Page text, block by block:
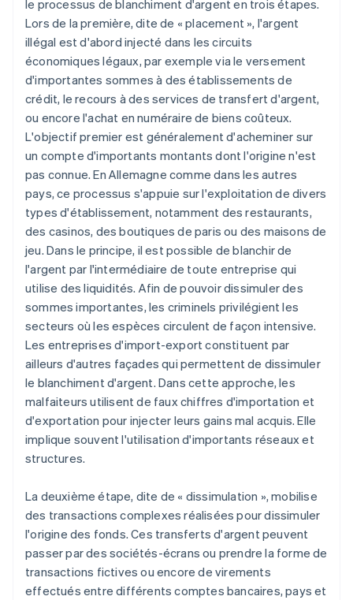
le processus de blanchiment d'argent en trois étapes.
Lors de la première, dite de « placement », l'argent
illégal est d'abord injecté dans les circuits
économiques légaux, par exemple via le versement
d'importantes sommes à des établissements de
crédit, le recours à des services de transfert d'argent,
ou encore l'achat en numéraire de biens coûteux.
L'objectif premier est généralement d'acheminer sur
un compte d'importants montants dont l'origine n'est
pas connue. En Allemagne comme dans les autres
pays, ce processus s'appuie sur l'exploitation de divers
types d'établissement, notamment des restaurants,
des casinos, des boutiques de paris ou des maisons de
jeu. Dans le principe, il est possible de blanchir de
l'argent par l'intermédiaire de toute entreprise qui
utilise des liquidités. Afin de pouvoir dissimuler des
sommes importantes, les criminels privilégient les
secteurs où les espèces circulent de façon intensive.
Les entreprises d'import-export constituent par
ailleurs d'autres façades qui permettent de dissimuler
le blanchiment d'argent. Dans cette approche, les
malfaiteurs utilisent de faux chiffres d'importation et
d'exportation pour injecter leurs gains mal acquis. Elle
implique souvent l'utilisation d'importants réseaux et
structures.
La deuxième étape, dite de « dissimulation », mobilise
des transactions complexes réalisées pour dissimuler
l'origine des fonds. Ces transferts d'argent peuvent
passer par des sociétés-écrans ou prendre la forme de
transactions fictives ou encore de virements
effectués entre différents comptes bancaires, pays et